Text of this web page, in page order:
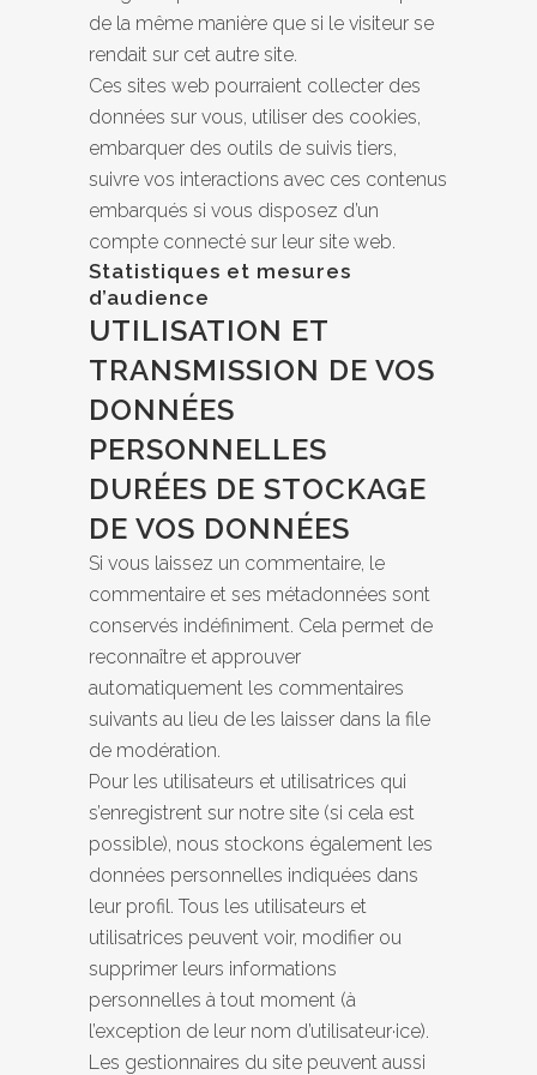
de la même manière que si le visiteur se
rendait sur cet autre site.
Ces sites web pourraient collecter des
données sur vous, utiliser des cookies,
embarquer des outils de suivis tiers,
suivre vos interactions avec ces contenus
embarqués si vous disposez d’un
compte connecté sur leur site web.
Statistiques et mesures
d’audience
UTILISATION ET
TRANSMISSION DE VOS
DONNÉES
PERSONNELLES
DURÉES DE STOCKAGE
DE VOS DONNÉES
Si vous laissez un commentaire, le
commentaire et ses métadonnées sont
conservés indéfiniment. Cela permet de
reconnaître et approuver
automatiquement les commentaires
suivants au lieu de les laisser dans la file
de modération.
Pour les utilisateurs et utilisatrices qui
s’enregistrent sur notre site (si cela est
possible), nous stockons également les
données personnelles indiquées dans
leur profil. Tous les utilisateurs et
utilisatrices peuvent voir, modifier ou
supprimer leurs informations
personnelles à tout moment (à
l’exception de leur nom d’utilisateur·ice).
Les gestionnaires du site peuvent aussi